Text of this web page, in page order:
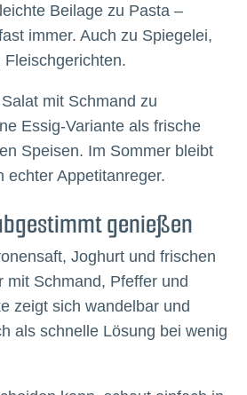
Beilage zu Pasta –
immer. Auch zu Spiegelei,
mit Schmand zu
Essig-Variante als frische
Speisen. Im Sommer bleibt
echter Appetitanreger.
genießen
Joghurt und frischen
mit Schmand, Pfeffer und
zeigt sich wandelbar und
als schnelle Lösung bei wenig